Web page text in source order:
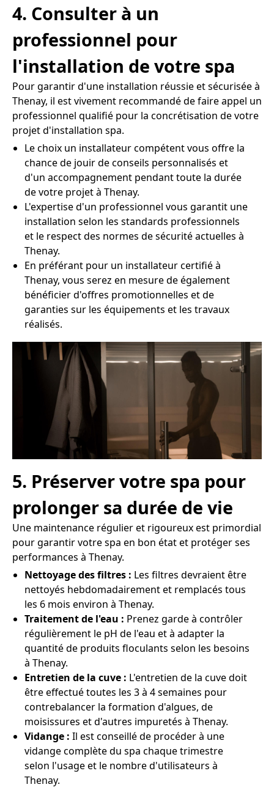
4. Consulter à un
professionnel pour
l'installation de votre spa
Pour garantir d'une installation réussie et sécurisée à
Thenay, il est vivement recommandé de faire appel un
professionnel qualifié pour la concrétisation de votre
projet d'installation spa.
Le choix un installateur compétent vous offre la
chance de jouir de conseils personnalisés et
d'un accompagnement pendant toute la durée
de votre projet à Thenay.
L'expertise d'un professionnel vous garantit une
installation selon les standards professionnels
et le respect des normes de sécurité actuelles à
Thenay.
En préférant pour un installateur certifié à
Thenay, vous serez en mesure de également
bénéficier d'offres promotionnelles et de
garanties sur les équipements et les travaux
réalisés.
5. Préserver votre spa pour
prolonger sa durée de vie
Une maintenance régulier et rigoureux est primordial
pour garantir votre spa en bon état et protéger ses
performances à Thenay.
Nettoyage des filtres : Les filtres devraient être
nettoyés hebdomadairement et remplacés tous
les 6 mois environ à Thenay.
Traitement de l'eau : Prenez garde à contrôler
régulièrement le pH de l'eau et à adapter la
quantité de produits floculants selon les besoins
à Thenay.
Entretien de la cuve : L'entretien de la cuve doit
être effectué toutes les 3 à 4 semaines pour
contrebalancer la formation d'algues, de
moisissures et d'autres impuretés à Thenay.
Vidange : Il est conseillé de procéder à une
vidange complète du spa chaque trimestre
selon l'usage et le nombre d'utilisateurs à
Thenay.